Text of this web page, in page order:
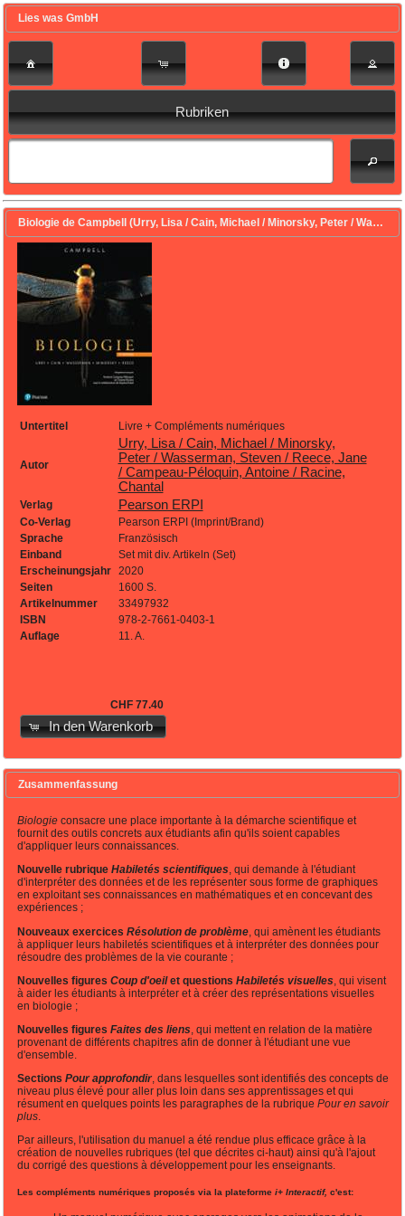
Lies was GmbH
Rubriken
Biologie de Campbell (Urry, Lisa / Cain, Michael / Minorsky, Peter / Wasserman, Steven / Reece, Jane / Campeau-Péloquin, Antoine / Racine, Chantal)
Untertitel Livre + Compléments numériques
Autor
Urry, Lisa / Cain, Michael / Minorsky,
Peter / Wasserman, Steven / Reece, Jane
/ Campeau-Péloquin, Antoine / Racine,
Chantal
Verlag Pearson ERPI
Co-Verlag
Pearson ERPI (Imprint/Brand)
Sprache
Französisch
Einband
Set mit div. Artikeln (Set)
Erscheinungsjahr
2020
Seiten
1600 S.
Artikelnummer
33497932
ISBN
978-2-7661-0403-1
Auflage
11. A.
CHF 77.40
In den Warenkorb
Zusammenfassung
Biologieconsacre une place importante à la démarche scientifique et
fournit des outils concrets aux étudiants afin qu'ils soient capables
d'appliquer leurs connaissances.
Nouvelle rubrique Habiletés scientifiques, qui demande à l'étudiant
d'interpréter des données et de les représenter sous forme de graphiques
en exploitant ses connaissances en mathématiques et en concevant des
expériences ;
Nouveaux exercices Résolution de problème, qui amènent les étudiants
à appliquer leurs habiletés scientifiques et à interpréter des données pour
résoudre des problèmes de la vie courante ;
Nouvelles figures Coup d'oeilet questions Habiletés visuelles, qui visent
à aider les étudiants à interpréter et à créer des représentations visuelles
en biologie ;
Nouvelles figures Faites des liens, qui mettent en relation de la matière
provenant de différents chapitres afin de donner à l'étudiant une vue
d'ensemble.
Sections Pour approfondir, dans lesquelles sont identifiés des concepts de
niveau plus élevé pour aller plus loin dans ses apprentissages et qui
résument en quelques points les paragraphes de la rubrique Pour en savoir
plus.
Par ailleurs, l'utilisation du manuel a été rendue plus efficace grâce à la
création de nouvelles rubriques (tel que décrites ci-haut) ainsi qu'à l'ajout
du corrigé des questions à développement pour les enseignants.
Les compléments numériques proposés via la plateformei+ Interactif, c'est: